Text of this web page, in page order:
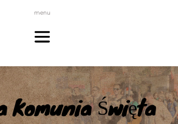
menu
Komunia Święta